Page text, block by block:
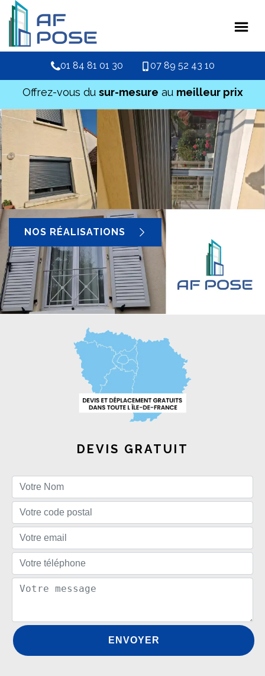
01 84 81 01 30 07 89 52 43 10
Offrez-vous du sur-mesure au meilleur prix
NOS RÉALISATIONS
DEVIS GRATUIT